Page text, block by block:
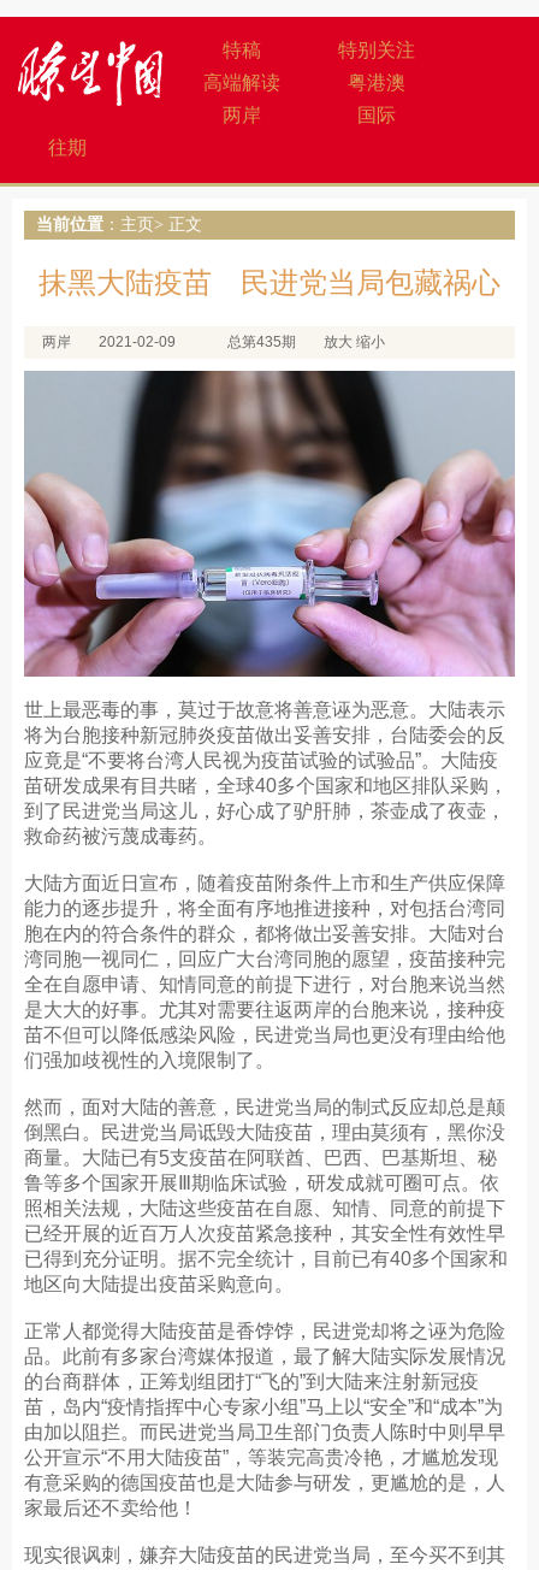
特稿
特别关注
高端解读
粤港澳
两岸
国际
往期
当前位置 ： 主页 > 正文
抹黑大陆疫苗 民进党当局包藏祸心
两岸 2021-02-09 总第435期 放大 缩小
世上最恶毒的事，莫过于故意将善意诬为恶意。大陆表示
将为台胞接种新冠肺炎疫苗做出妥善安排，台陆委会的反
应竟是“不要将台湾人民视为疫苗试验的试验品”。大陆疫
苗研发成果有目共睹，全球40多个国家和地区排队采购，
到了民进党当局这儿，好心成了驴肝肺，茶壶成了夜壶，
救命药被污蔑成毒药。
大陆方面近日宣布，随着疫苗附条件上市和生产供应保障
能力的逐步提升，将全面有序地推进接种，对包括台湾同
胞在内的符合条件的群众，都将做岀妥善安排。大陆对台
湾同胞一视同仁，回应广大台湾同胞的愿望，疫苗接种完
全在自愿申请、知情同意的前提下进行，对台胞来说当然
是大大的好事。尤其对需要往返两岸的台胞来说，接种疫
苗不但可以降低感染风险，民进党当局也更没有理由给他
们强加歧视性的入境限制了。
然而，面对大陆的善意，民进党当局的制式反应却总是颠
倒黑白。民进党当局诋毁大陆疫苗，理由莫须有，黑你没
商量。大陆已有5支疫苗在阿联酋、巴西、巴基斯坦、秘
鲁等多个国家开展Ⅲ期临床试验，研发成就可圈可点。依
照相关法规，大陆这些疫苗在自愿、知情、同意的前提下
已经开展的近百万人次疫苗紧急接种，其安全性有效性早
已得到充分证明。据不完全统计，目前已有40多个国家和
地区向大陆提出疫苗采购意向。
正常人都觉得大陆疫苗是香饽饽，民进党却将之诬为危险
品。此前有多家台湾媒体报道，最了解大陆实际发展情况
的台商群体，正筹划组团打“飞的”到大陆来注射新冠疫
苗，岛内“疫情指挥中心专家小组”马上以“安全”和“成本”为
由加以阻拦。而民进党当局卫生部门负责人陈时中则早早
公开宣示“不用大陆疫苗”，等装完高贵冷艳，才尴尬发现
有意采购的德国疫苗也是大陆参与研发，更尴尬的是，人
家最后还不卖给他！
现实很讽刺，嫌弃大陆疫苗的民进党当局，至今买不到其